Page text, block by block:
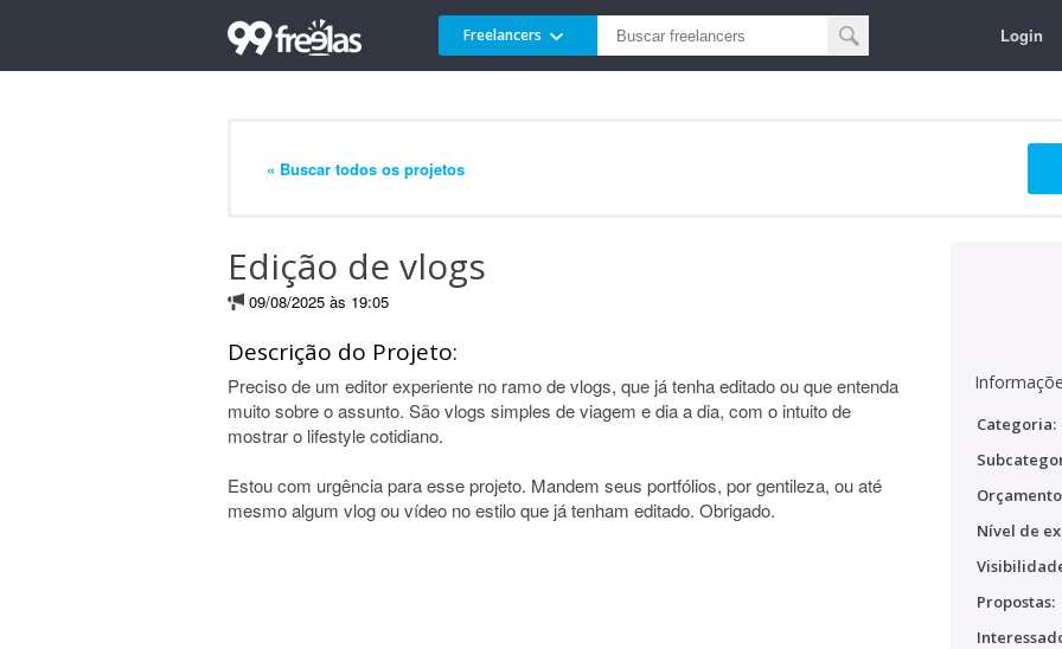
Freelancers Login
« Buscar todos os projetos
Edição de vlogs
09/08/2025 às 19:05
Descrição do Projeto:
Preciso de um editor experiente no ramo de vlogs, que já tenha editado ou que entenda
muito sobre o assunto. São vlogs simples de viagem e dia a dia, com o intuito de
mostrar o lifestyle cotidiano.
Estou com urgência para esse projeto. Mandem seus portfólios, por gentileza, ou até
mesmo algum vlog ou vídeo no estilo que já tenham editado. Obrigado.
Categoria:
Nível de
Propostas: